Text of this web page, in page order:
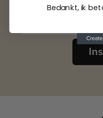
Bedankt, ik